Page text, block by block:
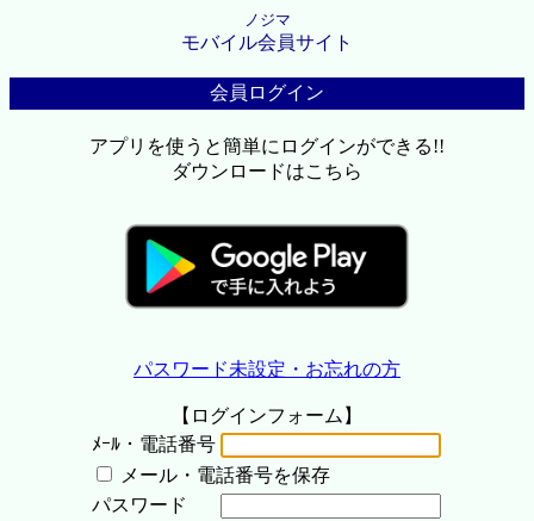
ノジマ
モバイル会員サイト
会員ログイン
アプリを使うと簡単にログインができる!!
ダウンロードはこちら
パスワード未設定・お忘れの方
【ログインフォーム】
ﾒｰﾙ・電話番号
メール・電話番号を保存
パスワード